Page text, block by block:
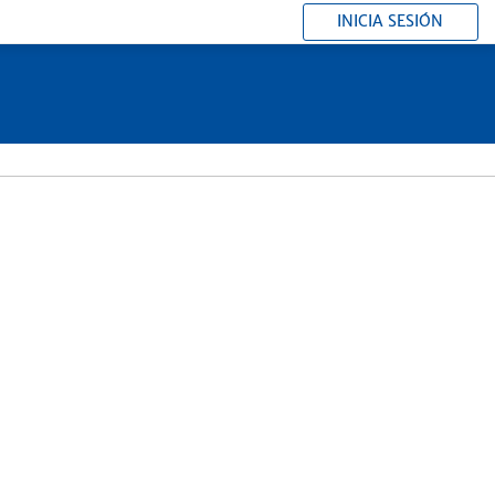
INICIA SESIÓN